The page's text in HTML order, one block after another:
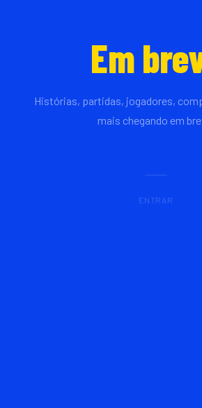
Em
Histórias, partidas, jogadores,
mais chegando em
ENTRAR